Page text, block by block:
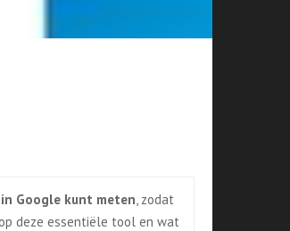
Google kunt meten , zodat
deze essentiële tool en wat